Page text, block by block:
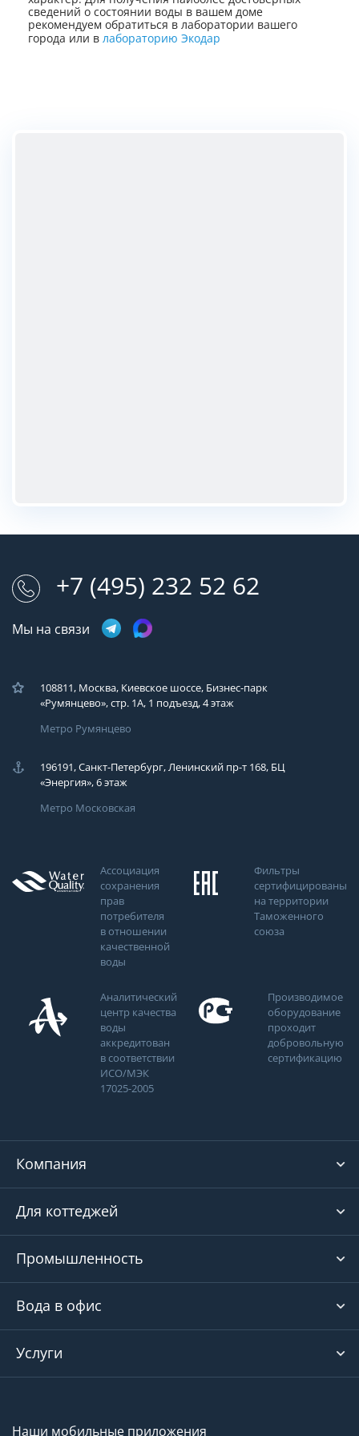
сведений о состоянии воды в вашем доме
рекомендуем обратиться в лаборатории вашего
города или в лабораторию Экодар
+7 (495) 232 52 62
Мы на связи
108811, Москва, Киевское шоссе, Бизнес-парк
«Румянцево», стр. 1А, 1 подъезд, 4 этаж
Метро Румянцево
196191, Санкт-Петербург, Ленинский пр-т 168, БЦ
«Энергия», 6 этаж
Метро Московская
Ассоциация
сохранения
прав
потребителя
в отношении
качественной
воды
Фильтры
сертифицированы
на территории
Таможенного
союза
Аналитический
центр качества
воды
аккредитован
в соответствии
ИСО/МЭК
17025-2005
Производимое
оборудование
проходит
добровольную
сертификацию
Компания
Для коттеджей
Промышленность
Вода в офис
Услуги
Наши мобильные приложения